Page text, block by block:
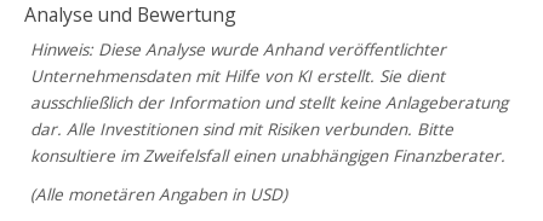
Analyse und Bewertung
Hinweis: Diese Analyse wurde Anhand veröffentlichter
Unternehmensdaten mit Hilfe von KI erstellt. Sie dient
ausschließlich der Information und stellt keine Anlageberatung
dar. Alle Investitionen sind mit Risiken verbunden. Bitte
konsultiere im Zweifelsfall einen unabhängigen Finanzberater.
(Alle monetären Angaben in USD)